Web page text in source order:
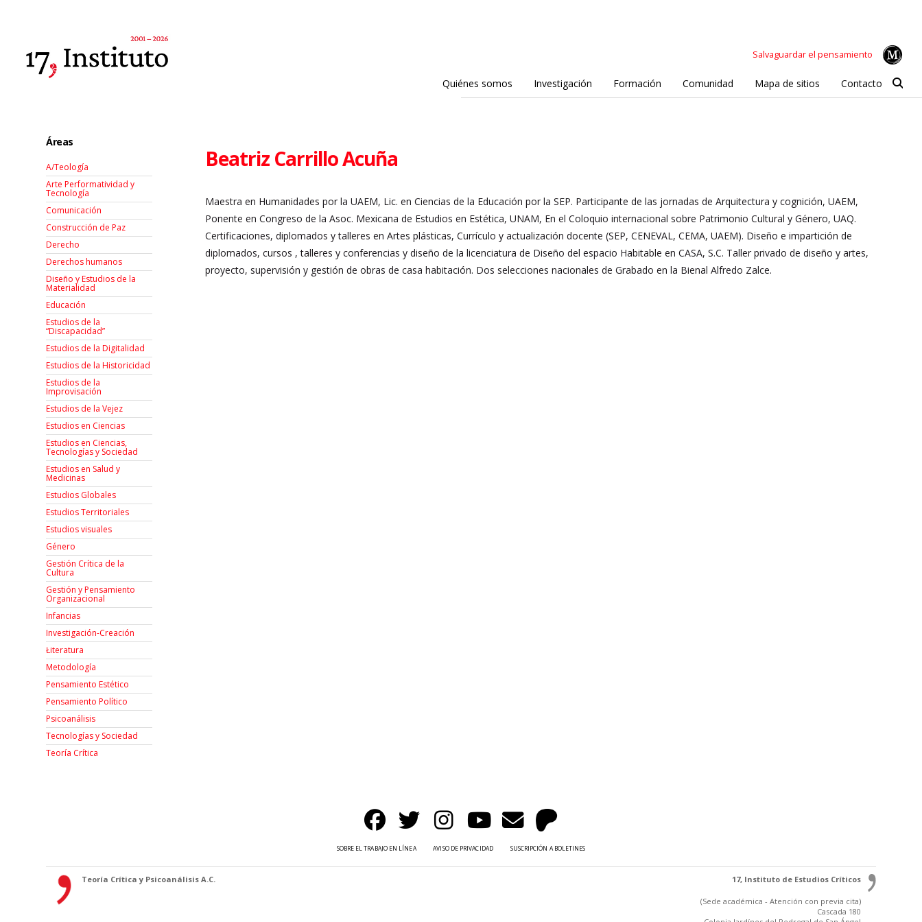
Salvaguardar el pensamiento
Quiénes somos Investigación Formación Comunidad Mapa de sitios Contacto
Beatriz Carrillo Acuña
Maestra en Humanidades por la UAEM, Lic. en Ciencias de la Educación por la SEP. Participante de las jornadas de Arquitectura y cognición, UAEM,
Ponente en Congreso de la Asoc. Mexicana de Estudios en Estética, UNAM, En el Coloquio internacional sobre Patrimonio Cultural y Género, UAQ.
Certificaciones, diplomados y talleres en Artes plásticas, Currículo y actualización docente (SEP, CENEVAL, CEMA, UAEM). Diseño e impartición de
diplomados, cursos , talleres y conferencias y diseño de la licenciatura de Diseño del espacio Habitable en CASA, S.C. Taller privado de diseño y artes,
proyecto, supervisión y gestión de obras de casa habitación. Dos selecciones nacionales de Grabado en la Bienal Alfredo Zalce.
Áreas
A/Teología
Arte Performatividad y
Tecnología
Comunicación
Construcción de Paz
Derecho
Derechos humanos
Diseño y Estudios de la
Materialidad
Educación
Estudios de la
“Discapacidad”
Estudios de la Digitalidad
Estudios de la Historicidad
Estudios de la
Improvisación
Estudios de la Vejez
Estudios en Ciencias
Estudios en Ciencias,
Tecnologías y Sociedad
Estudios en Salud y
Medicinas
Estudios Globales
Estudios Territoriales
Estudios visuales
Género
Gestión Crítica de la
Cultura
Gestión y Pensamiento
Organizacional
Infancias
Investigación-Creación
Łiteratura
Metodología
Pensamiento Estético
Pensamiento Político
Psicoanálisis
Tecnologías y Sociedad
Teoría Crítica
SOBRE EL TRABAJO EN LÍNEA AVISO DE PRIVACIDAD SUSCRIPCIÓN A BOLETINES
Teoría Crítica y Psicoanálisis A.C. 17, Instituto de Estudios Críticos
(Sede académica - Atención con previa cita)
Cascada 180